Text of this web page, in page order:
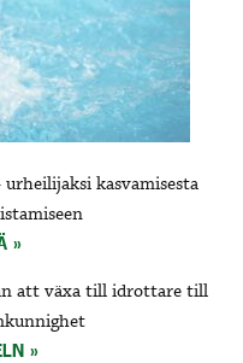
kasvamisesta
att växa till idrottare till